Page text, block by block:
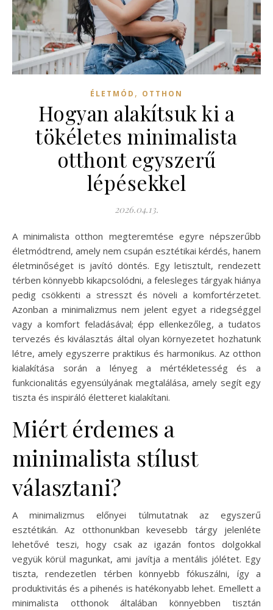
ÉLETMÓD , OTTHON
Hogyan alakítsuk ki a
tökéletes minimalista
otthont egyszerű
lépésekkel
2026.04.13.
A minimalista otthon megteremtése egyre népszerűbb
életmódtrend, amely nem csupán esztétikai kérdés, hanem
életminőséget is javító döntés. Egy letisztult, rendezett
térben könnyebb kikapcsolódni, a felesleges tárgyak hiánya
pedig csökkenti a stresszt és növeli a komfortérzetet.
Azonban a minimalizmus nem jelent egyet a ridegséggel
vagy a komfort feladásával; épp ellenkezőleg, a tudatos
tervezés és kiválasztás által olyan környezetet hozhatunk
létre, amely egyszerre praktikus és harmonikus. Az otthon
kialakítása során a lényeg a mértékletesség és a
funkcionalitás egyensúlyának megtalálása, amely segít egy
tiszta és inspiráló életteret kialakítani.
Miért érdemes a
minimalista stílust
választani?
A minimalizmus előnyei túlmutatnak az egyszerű
esztétikán. Az otthonunkban kevesebb tárgy jelenléte
lehetővé teszi, hogy csak az igazán fontos dolgokkal
vegyük körül magunkat, ami javítja a mentális jólétet. Egy
tiszta, rendezetlen térben könnyebb fókuszálni, így a
produktivitás és a pihenés is hatékonyabb lehet. Emellett a
minimalista otthonok általában könnyebben tisztán